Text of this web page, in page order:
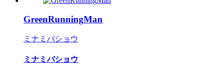
GreenRunningMan
ミナミバショウ
ミナミバショウ